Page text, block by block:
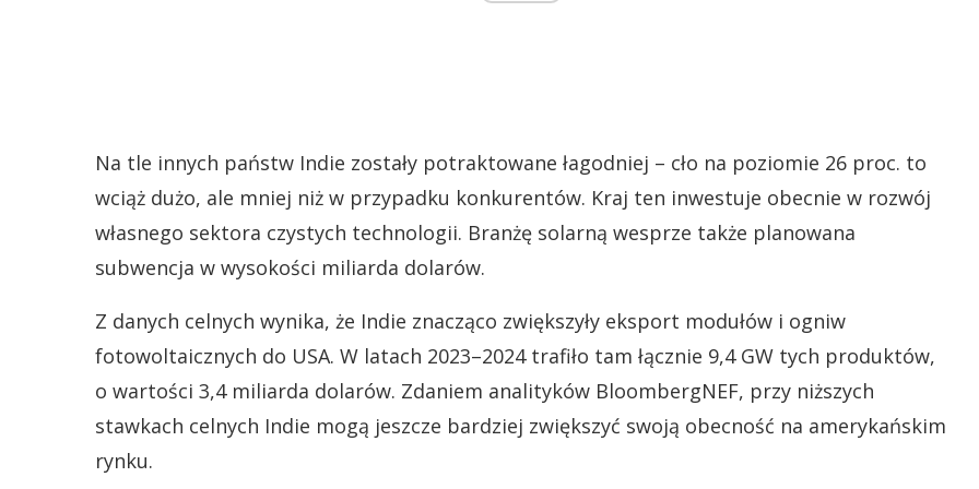
Na tle innych państw Indie zostały potraktowane łagodniej – cło na poziomie 26 proc. to
wciąż dużo, ale mniej niż w przypadku konkurentów. Kraj ten inwestuje obecnie w rozwój
własnego sektora czystych technologii. Branżę solarną wesprze także planowana
subwencja w wysokości miliarda dolarów.
Z danych celnych wynika, że Indie znacząco zwiększyły eksport modułów i ogniw
fotowoltaicznych do USA. W latach 2023–2024 trafiło tam łącznie 9,4 GW tych produktów,
o wartości 3,4 miliarda dolarów. Zdaniem analityków BloombergNEF, przy niższych
stawkach celnych Indie mogą jeszcze bardziej zwiększyć swoją obecność na amerykańskim
rynku.